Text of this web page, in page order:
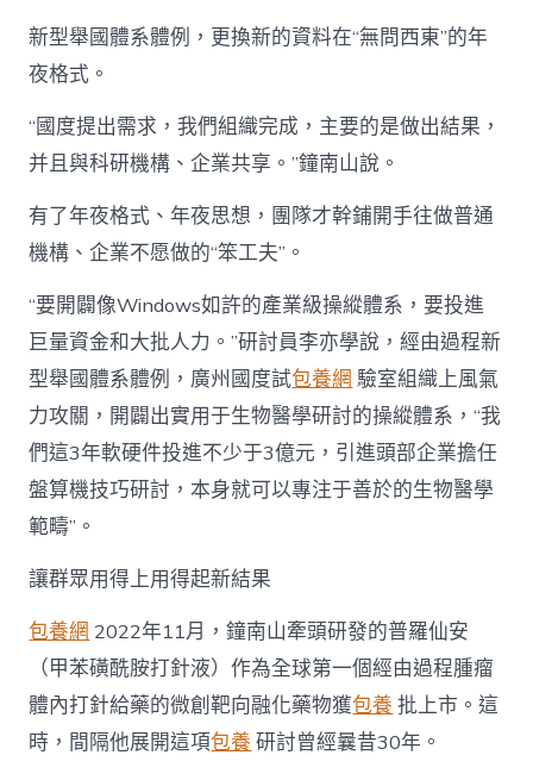
新型舉國體系體例，更換新的資料在“無問西東”的年
夜格式。
“國度提出需求，我們組織完成，主要的是做出結果，
并且與科研機構、企業共享。”鐘南山說。
有了年夜格式、年夜思想，團隊才幹鋪開手往做普通
機構、企業不愿做的“笨工夫”。
“要開闢像Windows如許的產業級操縱體系，要投進
巨量資金和大批人力。”研討員李亦學說，經由過程新
型舉國體系體例，廣州國度試包養網 驗室組織上風氣
力攻關，開闢出實用于生物醫學研討的操縱體系，“我
們這3年軟硬件投進不少于3億元，引進頭部企業擔任
盤算機技巧研討，本身就可以專注于善於的生物醫學
範疇”。
讓群眾用得上用得起新結果
包養網 2022年11月，鐘南山牽頭研發的普羅仙安
（甲苯磺酰胺打針液）作為全球第一個經由過程腫瘤
體內打針給藥的微創靶向融化藥物獲包養 批上市。這
時，間隔他展開這項包養 研討曾經曩昔30年。